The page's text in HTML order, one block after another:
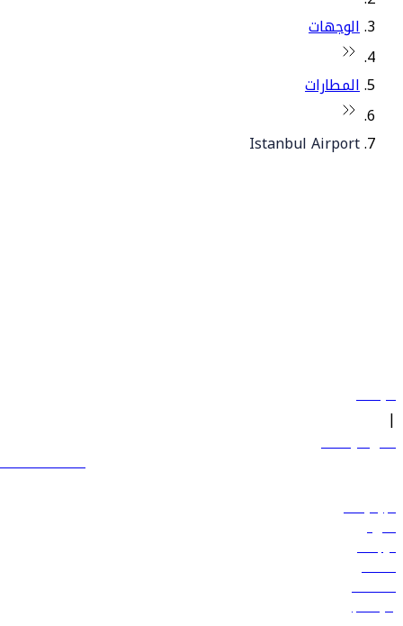
الوجهات
المطارات
Istanbul Airport
سياساتنا
|
الشروط والأحكام
600 544 445
حجز الرحلات
العروض
الوجهات
الأمتعة
المساعدة
إدارة الحجز